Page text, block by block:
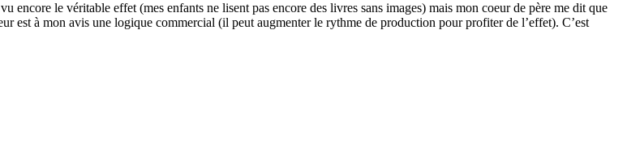
encore le véritable effet (mes enfants ne lisent pas encore des livres sans images) mais mon coeur de père me dit que
est à mon avis une logique commercial (il peut augmenter le rythme de production pour profiter de l’effet). C’est